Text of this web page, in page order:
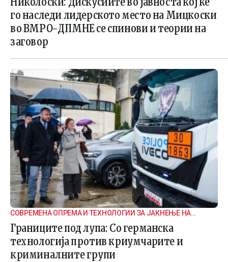
го наследи лидерското место на Мицкоски
во ВМРО-ДПМНЕ се спинови и теории на
заговор
СОВРЕМЕНА ОПРЕМА И ТЕХНОЛОГИИ ЗА ЈАКНЕЊЕ НА
ГРАНИЧНАТА БЕЗБЕДНОСТ
Границите под лупа: Со германска
технологија против криумчарите и
криминалните групи